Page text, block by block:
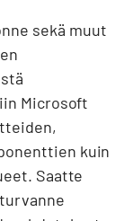
sekä muut
Microsoft
kuin
Saatte